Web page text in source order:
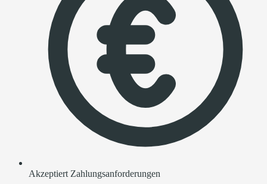
Akzeptiert Zahlungsanforderungen